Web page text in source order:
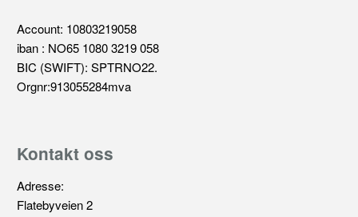
Account: 10803219058
iban : NO65 1080 3219 058
BIC (SWIFT): SPTRNO22.
Orgnr:913055284mva
Kontakt oss
Adresse:
Flatebyveien 2